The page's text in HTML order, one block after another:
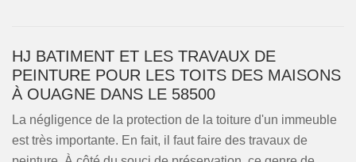
HJ BATIMENT ET LES TRAVAUX DE
PEINTURE POUR LES TOITS DES MAISONS
À OUAGNE DANS LE 58500
La négligence de la protection de la toiture d'un immeuble
est très importante. En fait, il faut faire des travaux de